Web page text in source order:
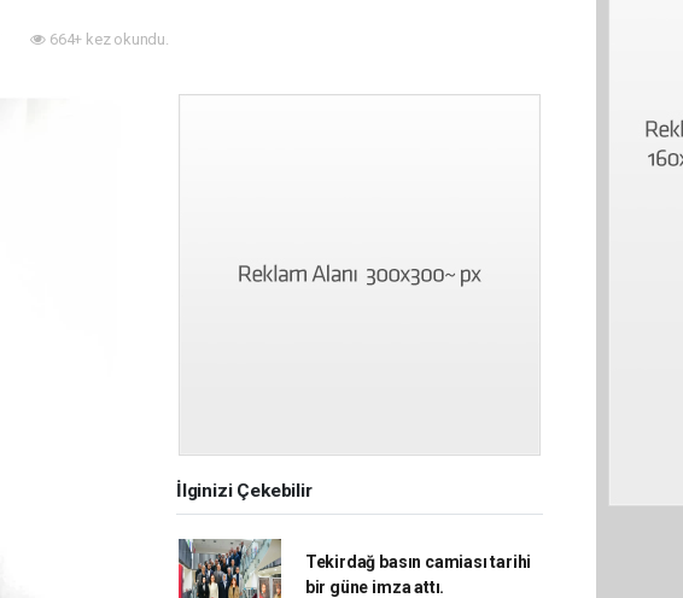
664+ kez okundu.
İlginizi Çekebilir
Tekirdağ basın camiası tarihi
bir güne imza attı.